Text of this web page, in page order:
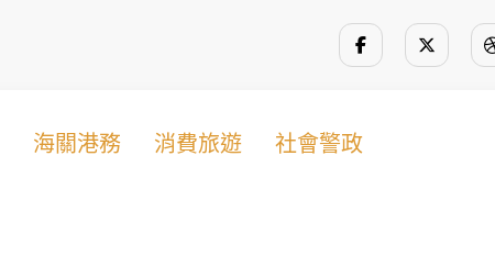
海關港務 消費旅遊 社會警政